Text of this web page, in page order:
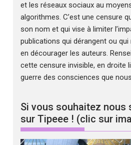
et les réseaux sociaux au
algorithmes. C’est une censure
son nom et qui vise à limiter
publications qui dérangent ou qui
en décourager les auteurs.
cette censure invisible, en droite
guerre des consciences que
Si vous souhaitez nous
sur Tipeee ! (clic sur